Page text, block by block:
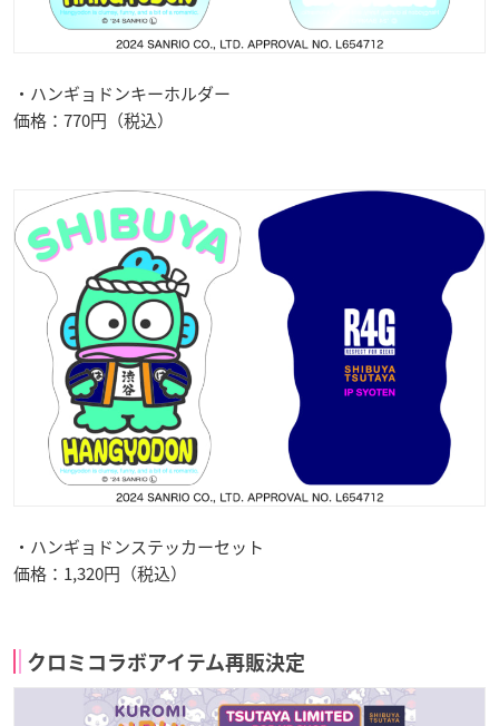
・ハンギョドンキーホルダー
価格：770円（税込）
・ハンギョドンステッカーセット
価格：1,320円（税込）
クロミコラボアイテム再販決定